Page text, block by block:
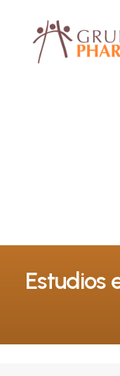
Estudios